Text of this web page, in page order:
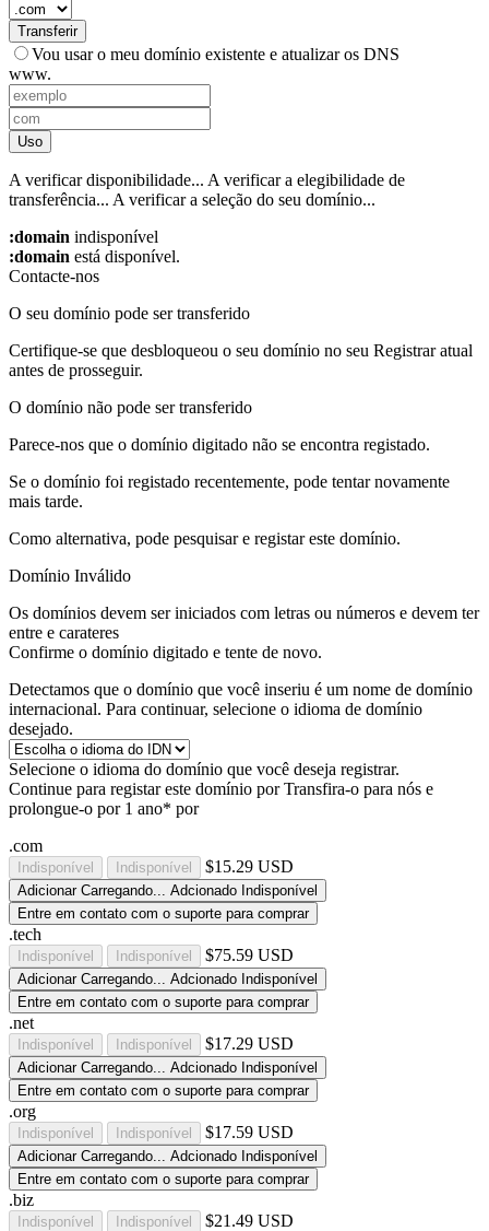
Transferir
Vou usar o meu domínio existente e atualizar os DNS
www.
Uso
A verificar disponibilidade... A verificar a elegibilidade de
transferência... A verificar a seleção do seu domínio...
:domain indisponível
:domain está disponível.
Contacte-nos
O seu domínio pode ser transferido
Certifique-se que desbloqueou o seu domínio no seu Registrar atual
antes de prosseguir.
O domínio não pode ser transferido
Parece-nos que o domínio digitado não se encontra registado.
Se o domínio foi registado recentemente, pode tentar novamente
mais tarde.
Como alternativa, pode pesquisar e registar este domínio.
Domínio Inválido
Os domínios devem ser iniciados com letras ou números e devem ter
entre e carateres
Confirme o domínio digitado e tente de novo.
Detectamos que o domínio que você inseriu é um nome de domínio
internacional. Para continuar, selecione o idioma de domínio
desejado.
Selecione o idioma do domínio que você deseja registrar.
Continue para registar este domínio por Transfira-o para nós e
prolongue-o por 1 ano* por
.com
Indisponível Indisponível $15.29 USD
Adicionar Carregando... Adcionado Indisponível
Entre em contato com o suporte para comprar
.tech
Indisponível Indisponível $75.59 USD
Adicionar Carregando... Adcionado Indisponível
Entre em contato com o suporte para comprar
.net
Indisponível Indisponível $17.29 USD
Adicionar Carregando... Adcionado Indisponível
Entre em contato com o suporte para comprar
.org
Indisponível Indisponível $17.59 USD
Adicionar Carregando... Adcionado Indisponível
Entre em contato com o suporte para comprar
.biz
Indisponível Indisponível $21.49 USD